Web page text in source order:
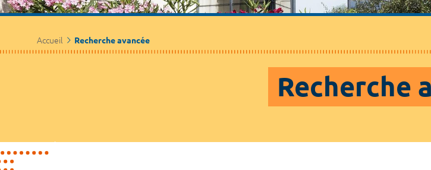
Accueil Recherche avancée
Recherche